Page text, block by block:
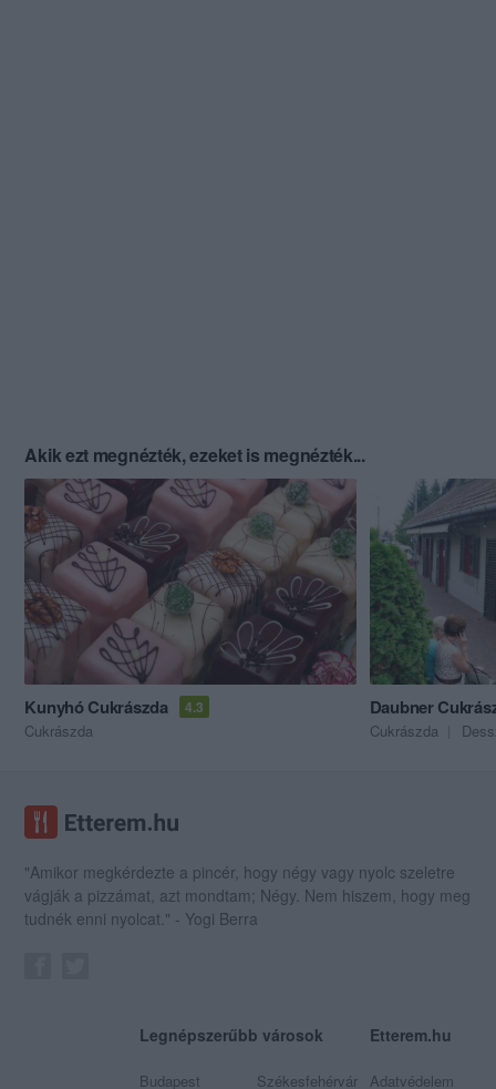
Akik ezt megnézték, ezeket is megnézték...
Kunyhó Cukrászda 4.3
Cukrászda
Daubner
Cukrászda
"Amikor megkérdezte a pincér, hogy négy vagy nyolc szeletre
vágják a pizzámat, azt mondtam; Négy. Nem hiszem, hogy meg
tudnék enni nyolcat." - Yogi Berra
Legnépszerűbb városok
Budapest Székesfehérvár
Etterem.hu
Adatvédelem